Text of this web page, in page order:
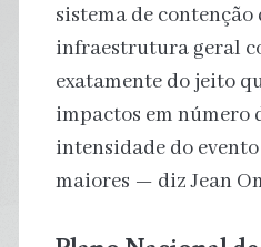
sistema de contenção
infraestrutura geral
exatamente do jeito
impactos em número
intensidade do
maiores — diz Jean